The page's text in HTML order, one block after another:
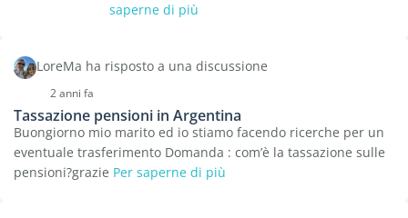
saperne di più
LoreMa ha risposto a una discussione
2 anni fa
Tassazione pensioni in Argentina
Buongiorno mio marito ed io stiamo facendo ricerche per un
eventuale trasferimento Domanda : com’è la tassazione sulle
pensioni?grazie Per saperne di più